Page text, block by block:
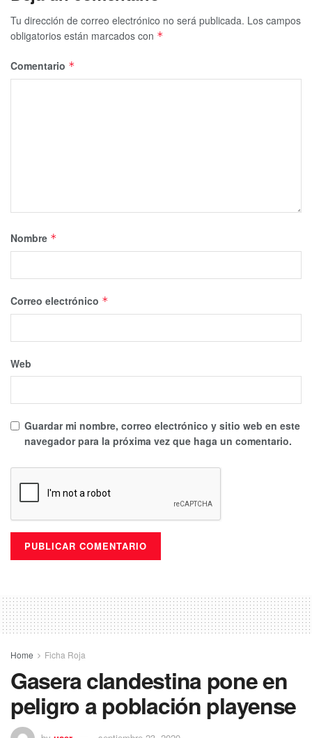
Tu dirección de correo electrónico no será publicada. Los campos
obligatorios están marcados con *
Comentario *
Nombre *
Correo electrónico *
Web
Guardar mi nombre, correo electrónico y sitio web en este
navegador para la próxima vez que haga un comentario.
Home Ficha Roja
Gasera clandestina pone en
peligro a población playense